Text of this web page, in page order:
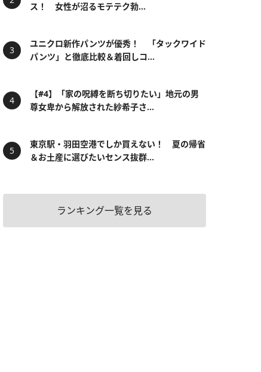
ス！ 女性が沼るモテテク勃...
ユニクロ新作パンツが優秀！ 「タックワイド
パンツ」と徹底比較＆着回しコ...
【#4】「家の呪縛を断ち切りたい」地元の男
尊女卑から解放された紗希子さ...
東京駅・羽田空港でしか買えない！ 夏の帰省
＆お土産に選びたいセンス抜群...
ランキング一覧を見る